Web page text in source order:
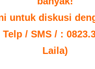
untuk diskusi
/ SMS / :
Laila)